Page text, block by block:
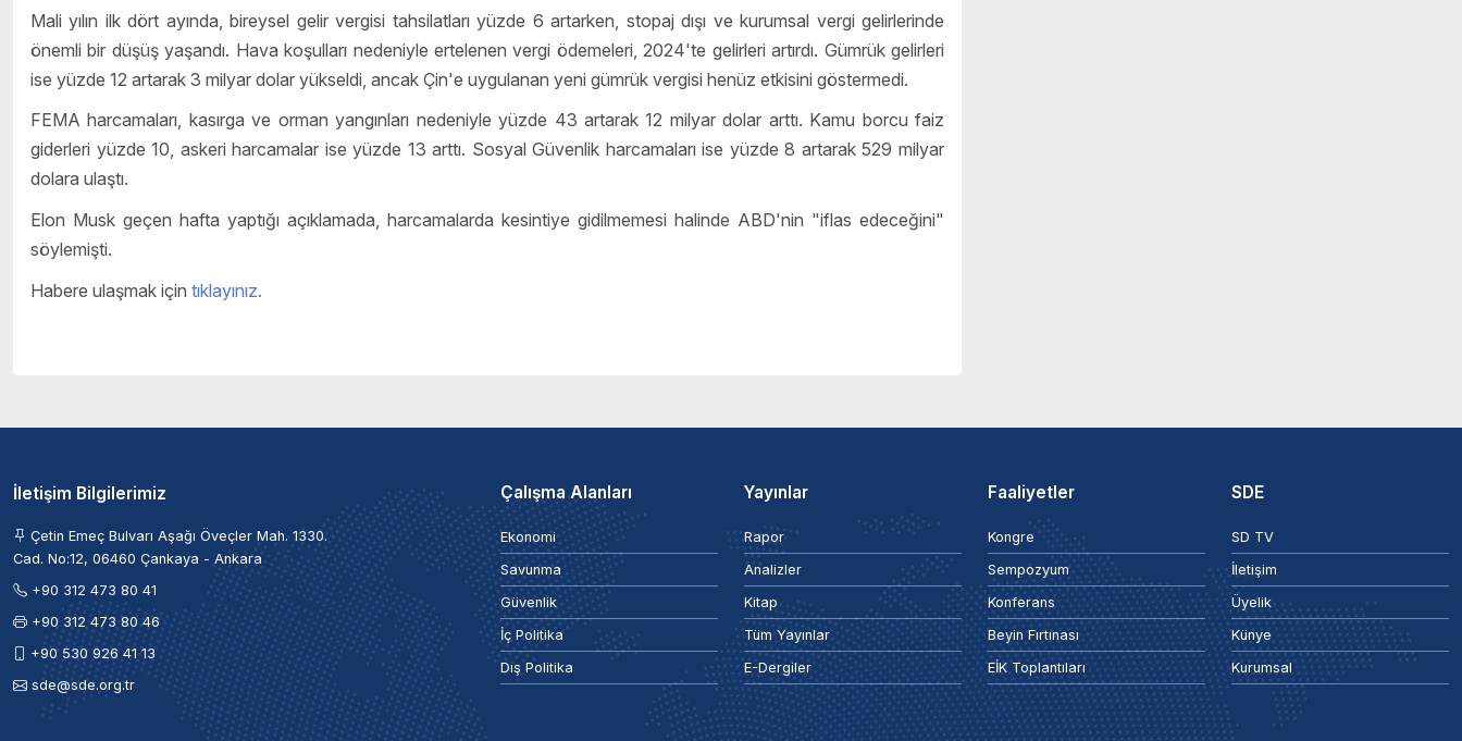
Mali yılın ilk dört ayında, bireysel gelir vergisi tahsilatları yüzde 6 artarken, stopaj dışı ve kurumsal vergi gelirlerinde
önemli bir düşüş yaşandı. Hava koşulları nedeniyle ertelenen vergi ödemeleri, 2024'te gelirleri artırdı. Gümrük gelirleri
ise yüzde 12 artarak 3 milyar dolar yükseldi, ancak Çin'e uygulanan yeni gümrük vergisi henüz etkisini göstermedi.
FEMA harcamaları, kasırga ve orman yangınları nedeniyle yüzde 43 artarak 12 milyar dolar arttı. Kamu borcu faiz
giderleri yüzde 10, askeri harcamalar ise yüzde 13 arttı. Sosyal Güvenlik harcamaları ise yüzde 8 artarak 529 milyar
dolara ulaştı.
Elon Musk geçen hafta yaptığı açıklamada, harcamalarda kesintiye gidilmemesi halinde ABD'nin "iflas edeceğini"
söylemişti.
Habere ulaşmak için tıklayınız.
İletişim Bilgilerimiz
Çetin Emeç Bulvarı Aşağı Öveçler Mah. 1330.
Cad. No:12, 06460 Çankaya - Ankara
+90 312 473 80 41
+90 312 473 80 46
+90 530 926 41 13
sde@sde.org.tr
Çalışma Alanları
Ekonomi
Savunma
Güvenlik
İç Politika
Dış Politika
Yayınlar
Rapor
Analizler
Kitap
Tüm Yayınlar
E-Dergiler
Faaliyetler
Kongre
Sempozyum
Konferans
Beyin Fırtınası
EİK Toplantıları
SDE
SD TV
İletişim
Üyelik
Künye
Kurumsal